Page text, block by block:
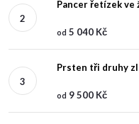
Pancer řetízek ve
od 5 040 Kč
Prsten tři druhy
od 9 500 Kč